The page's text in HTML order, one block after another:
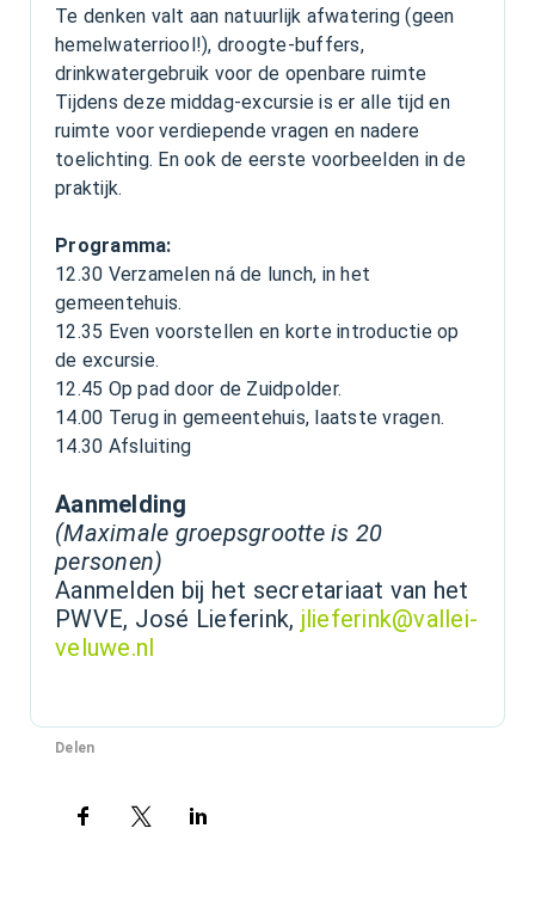
Te denken valt aan natuurlijk afwatering (geen
hemelwaterriool!), droogte-buffers,
drinkwatergebruik voor de openbare ruimte
Tijdens deze middag-excursie is er alle tijd en
ruimte voor verdiepende vragen en nadere
toelichting. En ook de eerste voorbeelden in de
praktijk.
Programma:
12.30 Verzamelen ná de lunch, in het
gemeentehuis.
12.35 Even voorstellen en korte introductie op
de excursie.
12.45 Op pad door de Zuidpolder.
14.00 Terug in gemeentehuis, laatste vragen.
14.30 Afsluiting
Aanmelding
(Maximale groepsgrootte is 20
personen)
Aanmelden bij het secretariaat van het
PWVE, José Lieferink, jlieferink@vallei-
veluwe.nl
Delen